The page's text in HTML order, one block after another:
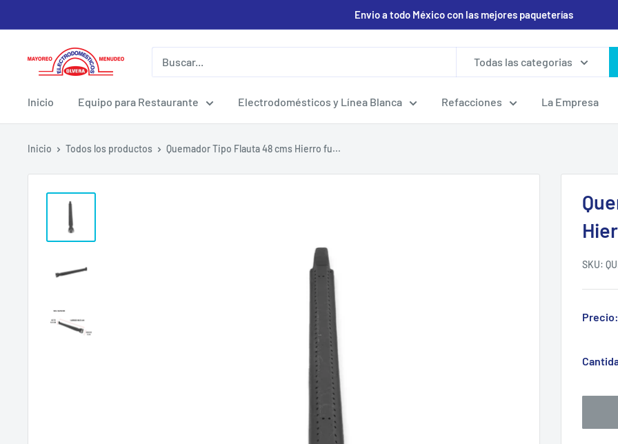
directamente
contenido
Envio a todo México con las mejores paqueterías
Electrodomesticos
Olvera
Todas las categorias
Inicio Equipo para Restaurante Electrodomésticos y Línea Blanca Refacciones La Empresa
Inicio Todos los productos Quemador Tipo Flauta 48 cms Hierro fu...
SKU:
Precio: